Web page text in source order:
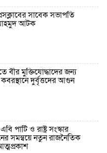
সাবেক সভাপতি
আটক
বীর মুক্তিযোদ্ধাদের জন্য
দুর্বৃত্তদের আগুন
পার্টি ও রাষ্ট্র সংস্কার
সমন্বয়ে নতুন রাজনৈতিক